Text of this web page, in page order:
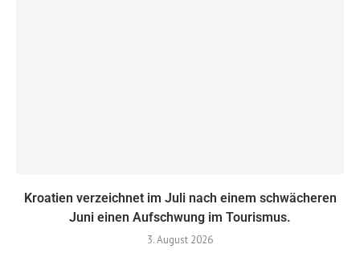
Kroatien verzeichnet im Juli nach einem schwächeren
Juni einen Aufschwung im Tourismus.
3. August 2026